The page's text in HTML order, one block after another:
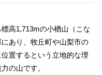
高1,713mの小楢山（こな
あり、牧丘町や山梨市の
置するという立地的な理
の山です。